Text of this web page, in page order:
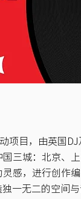
项目，由英国
三城：北京、
感，进行创作
一无二的空间与